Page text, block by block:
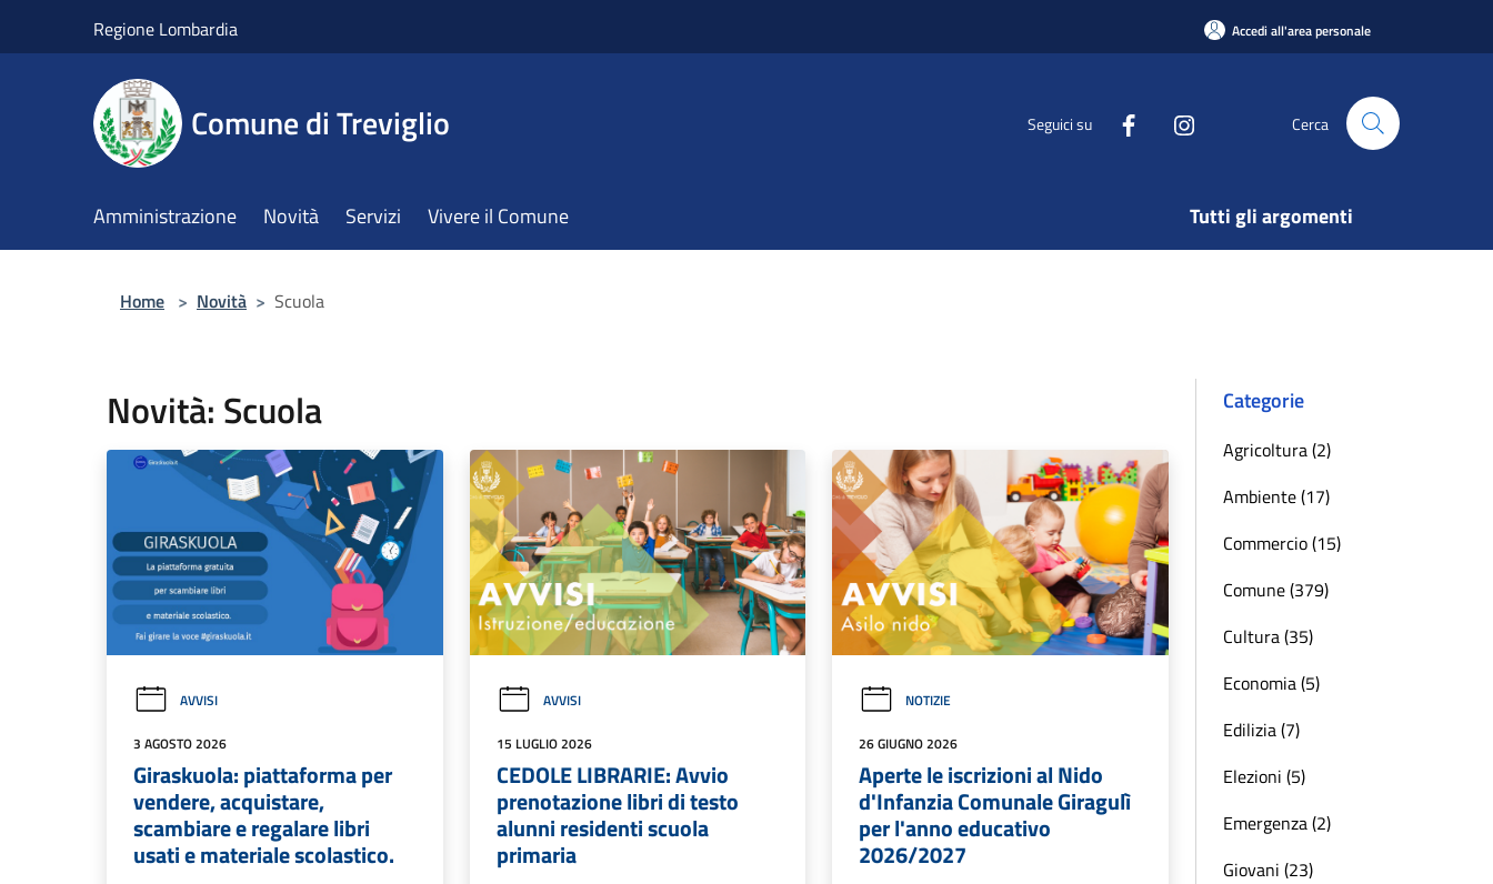
Regione Lombardia Accedi all'area personale
Comune di Treviglio Seguici su Cerca
Amministrazione Novità Servizi Vivere il Comune Tutti gli argomenti
Home > Novità > Scuola
Novità: Scuola
AVVISI
3 AGOSTO 2026
Giraskuola: piattaforma per
vendere, acquistare,
scambiare e regalare libri
usati e materiale scolastico.
AVVISI
15 LUGLIO 2026
CEDOLE LIBRARIE: Avvio
prenotazione libri di testo
alunni residenti scuola
primaria
NOTIZIE
26 GIUGNO 2026
Aperte le iscrizioni al Nido
d'Infanzia Comunale Giragulì
per l'anno educativo
2026/2027
Categorie
Agricoltura (2)
Ambiente (17)
Commercio (15)
Comune (379)
Cultura (35)
Economia (5)
Edilizia (7)
Elezioni (5)
Emergenza (2)
Giovani (23)